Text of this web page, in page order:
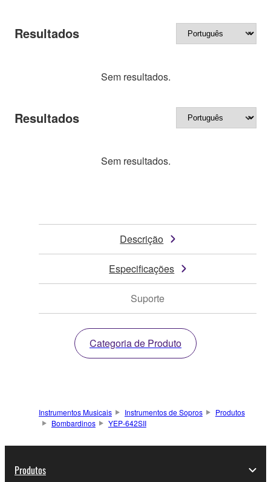
Resultados
Sem resultados.
Resultados
Sem resultados.
Descrição
Especificações
Suporte
Categoria de Produto
Instrumentos Musicais Instrumentos de Sopros
Produtos
Bombardinos
YEP-642SII
Produtos